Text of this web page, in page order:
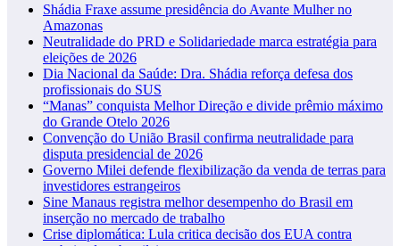
Shádia Fraxe assume presidência do Avante Mulher no
Amazonas
Neutralidade do PRD e Solidariedade marca estratégia para
eleições de 2026
Dia Nacional da Saúde: Dra. Shádia reforça defesa dos
profissionais do SUS
“Manas” conquista Melhor Direção e divide prêmio máximo
do Grande Otelo 2026
Convenção do União Brasil confirma neutralidade para
disputa presidencial de 2026
Governo Milei defende flexibilização da venda de terras para
investidores estrangeiros
Sine Manaus registra melhor desempenho do Brasil em
inserção no mercado de trabalho
Crise diplomática: Lula critica decisão dos EUA contra